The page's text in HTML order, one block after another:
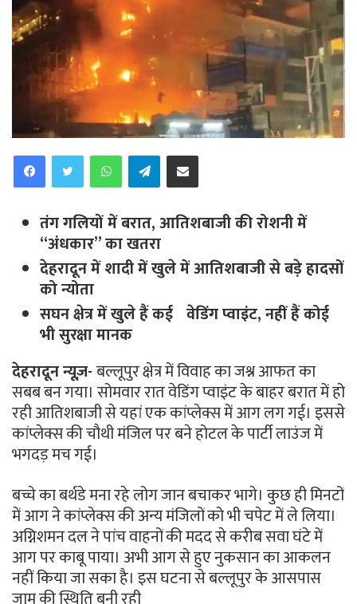
WhatsAppTelegramShare via Email
तंग गलियों में बरात, आतिशबाजी की रोशनी में
“अंधकार” का खतरा
देहरादून में शादी में खुले में आतिशबाजी से बड़े हादसों
को न्योता
सघन क्षेत्र में खुले हैं कई वेडिंग प्वाइंट, नहीं हैं कोई
भी सुरक्षा मानक
देहरादून न्यूज़-बल्लूपुर क्षेत्र में विवाह का जश्न आफत का
सबब बन गया। सोमवार रात वेडिंग प्वाइंट के बाहर बरात में हो
रही आतिशबाजी से यहां एक कांप्लेक्स में आग लग गई। इससे
कांप्लेक्स की चौथी मंजिल पर बने होटल के पार्टी लाउंज में
भगदड़ मच गई।
बच्चे का बर्थडे मना रहे लोग जान बचाकर भागे। कुछ ही मिनटों
में आग ने कांप्लेक्स की अन्य मंजिलों को भी चपेट में ले लिया।
अग्निशमन दल ने पांच वाहनों की मदद से करीब सवा घंटे में
आग पर काबू पाया। अभी आग से हुए नुकसान का आकलन
नहीं किया जा सका है। इस घटना से बल्लूपुर के आसपास